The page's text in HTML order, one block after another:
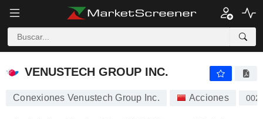
VENUSTECH GROUP INC.
VENUSTECH GROUP INC.
Conexiones Venustech Group Inc. Acciones